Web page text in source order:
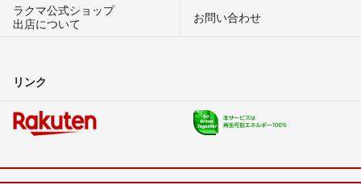
ラクマ公式ショップ
出店について
お問い合わせ
リンク